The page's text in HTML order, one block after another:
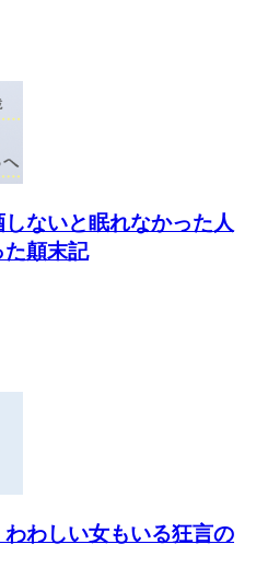
ないと眠れなかった人
た顛末記
わしい女もいる狂言の